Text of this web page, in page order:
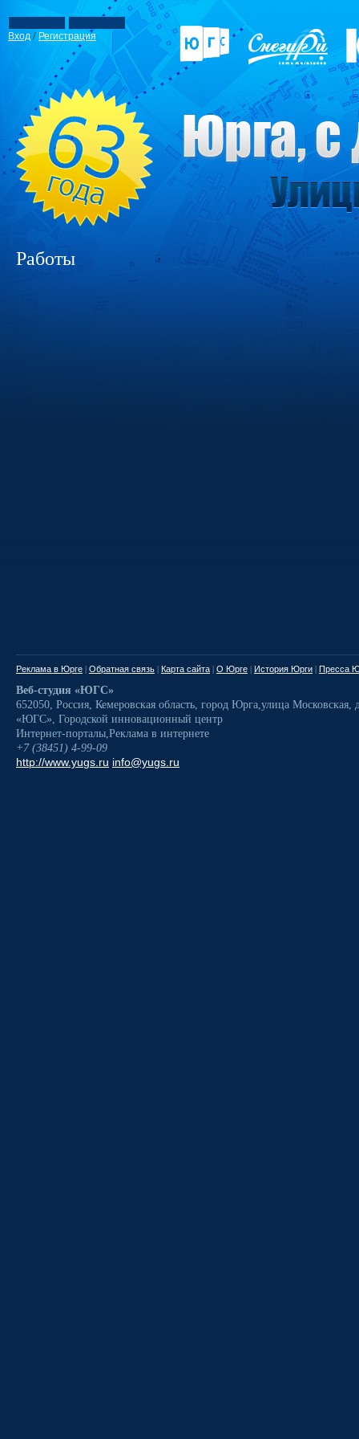
Вход / Регистрация
Работы
Реклама в Юрге | Обратная связь | Карта сайта | О Юрге | История Юрги | Пресса
Веб-студия «ЮГС»
652050, Россия, Кемеровская область, город Юрга,улица Московская,
«ЮГС», Городской инновационный центр
Интернет-порталы,Реклама в интернете
+7 (38451) 4-99-09
http://www.yugs.ru info@yugs.ru